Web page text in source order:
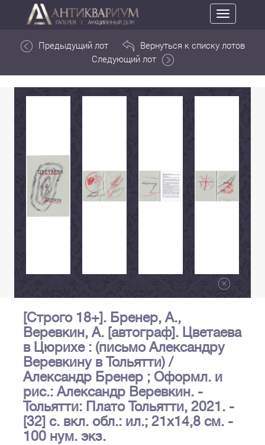
Toggle
navigation
Предыдущий лот
Вернуться к списку лотов
Следующий лот
[Строго 18+]. Бренер, А.,
Веревкин, А. [автограф]. Цветаева
в Цюрихе : (письмо Александру
Веревкину в Тольятти) /
Александр Бренер ; Оформл. и
рис.: Александр Веревкин. -
Тольятти: Плато Тольятти, 2021. -
[32] с. вкл. обл.: ил.; 21х14,8 см. -
100 нум. экз.